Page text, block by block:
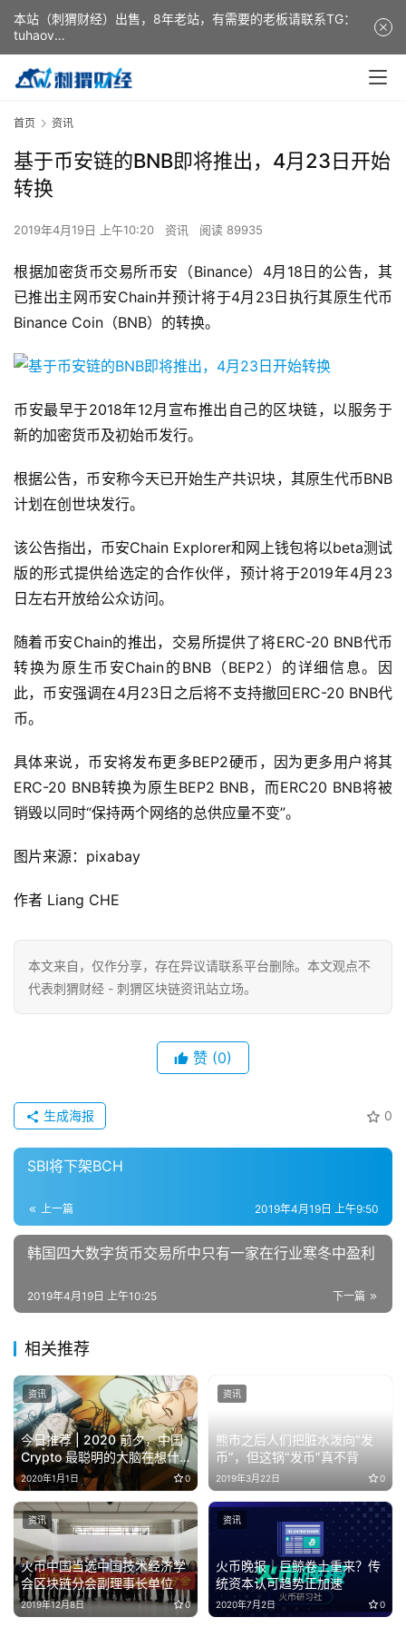
首页 资讯
基于币安链的BNB即将推出，4月23日开始
转换
2019年4月19日 上午10:20 资讯 阅读 89935
根据加密货币交易所币安（Binance）4月18日的公告，其
已推出主网币安Chain并预计将于4月23日执行其原生代币
Binance Coin（BNB）的转换。
币安最早于2018年12月宣布推出自己的区块链，以服务于
新的加密货币及初始币发行。
根据公告，币安称今天已开始生产共识块，其原生代币BNB
计划在创世块发行。
该公告指出，币安Chain Explorer和网上钱包将以beta测试
版的形式提供给选定的合作伙伴，预计将于2019年4月23
日左右开放给公众访问。
随着币安Chain的推出，交易所提供了将ERC-20 BNB代币
转换为原生币安Chain的BNB（BEP2）的详细信息。因
此，币安强调在4月23日之后将不支持撤回ERC-20 BNB代
币。
具体来说，币安将发布更多BEP2硬币，因为更多用户将其
ERC-20 BNB转换为原生BEP2 BNB，而ERC20 BNB将被
销毁以同时“保持两个网络的总供应量不变”。
图片来源：pixabay
作者 Liang CHE
本文来自 ，仅作分享，存在异议请联系平台删除。本文观点不
代表刺猬财经 - 刺猬区块链资讯站立场。
赞 (0)
0
生成海报
SBI将下架BCH
上一篇 2019年4月19日 上午9:50
韩国四大数字货币交易所中只有一家在行业寒冬中盈利
下一篇
2019年4月19日 上午10:25
相关推荐
今日推荐 | 2020 前夕，中国
Crypto 最聪明的大脑在想什
么？
2020年1月1日 0
资讯
熊市之后人们把脏水泼向“发
币”，但这锅“发币”真不背
2019年3月22日 0
资讯
火币中国当选中国技术经济学
会区块链分会副理事长单位
2019年12月8日 0
资讯
火币晚报｜巨鲸卷土重来？传
统资本认可趋势正加速
2020年7月2日 0
资讯
本站（刺猬财经）出售，8年老站，有需要的老板请联系TG：
tuhaov
This website (ciweicaijing) is for sale. It is a 8-year-old
website. If you need it, please contact TG: tuhaov